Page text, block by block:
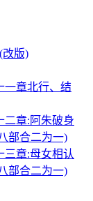
改版)
一章北行、结
二章:阿朱破身
部合二为一)
三章:母女相认
部合二为一)